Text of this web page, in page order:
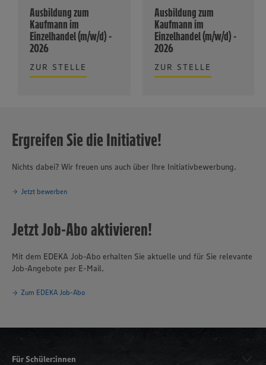
Ausbildung zum
Kaufmann im
Einzelhandel (m/w/d) -
2026
ZUR STELLE
Ausbildung zum
Kaufmann im
Einzelhandel (m/w/d) -
2026
ZUR STELLE
Ergreifen Sie die Initiative!
Nichts dabei? Wir freuen uns auch über Ihre Initiativbewerbung.
Jetzt bewerben
Jetzt Job-Abo aktivieren!
Mit dem EDEKA Job-Abo erhalten Sie aktuelle und für Sie relevante
Job-Angebote per E-Mail.
Zum EDEKA Job-Abo
Für Schüler:innen